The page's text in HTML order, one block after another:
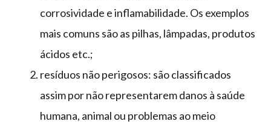
corrosividade e inflamabilidade. Os exemplos
mais comuns são as pilhas, lâmpadas, produtos
ácidos etc.;
resíduos não perigosos: são classificados
assim por não representarem danos à saúde
humana, animal ou problemas ao meio